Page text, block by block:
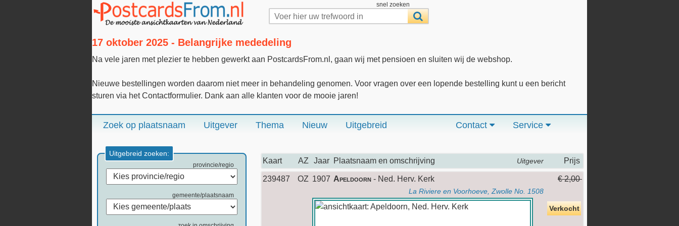
snel zoeken
17 oktober 2025 - Belangrijke mededeling
Na vele jaren met plezier te hebben gewerkt aan PostcardsFrom.nl, gaan wij met pensioen en sluiten wij de webshop.
Nieuwe bestellingen worden daarom niet meer in behandeling genomen. Voor vragen over een lopende bestelling kunt u een bericht
sturen via het Contactformulier. Dank aan alle klanten voor de mooie jaren!
Zoek op plaatsnaam Uitgever Thema Nieuw Uitgebreid Service
Contact
Uitgebreid zoeken:
provincie/regio
gemeente/plaatsnaam
Kaart AZ Jaar Plaatsnaam en omschrijving Uitgever Prijs
239487 OZ 1907 Apeldoorn - Ned. Herv. Kerk
La Riviere en Voorhoeve, Zwolle No. 1508
€ 2,00
Verkocht